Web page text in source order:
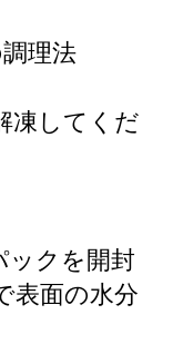
理法
凍してくだ
ックを開封
表面の水分